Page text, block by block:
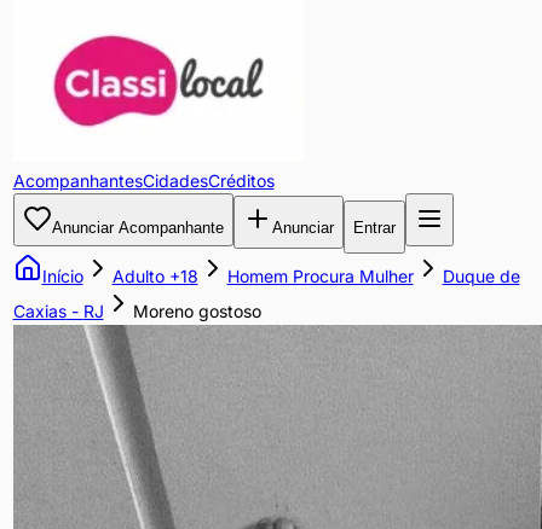
Moreno
gostoso
mulheres
maduras
🤤
Preço:
R$
AcompanhantesCidadesCréditos
Anunciar Acompanhante Anunciar Entrar
Início Adulto +18 Homem Procura Mulher
Duque de
Caxias- RJ Moreno gostoso